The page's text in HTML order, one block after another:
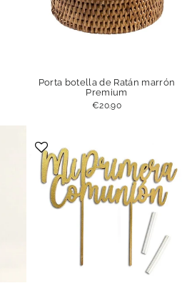
Porta botella de Ratán marrón
Premium
€20.90